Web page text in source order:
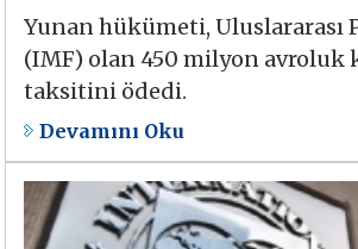
Yunan hükümeti, Uluslararası
(IMF) olan 450 milyon avroluk
taksitini ödedi.
Devamını Oku